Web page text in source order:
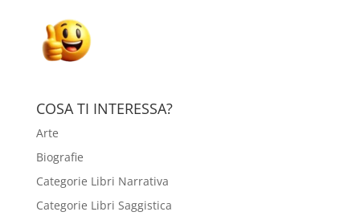
COSA TI INTERESSA?
Arte
Biografie
Categorie Libri Narrativa
Categorie Libri Saggistica